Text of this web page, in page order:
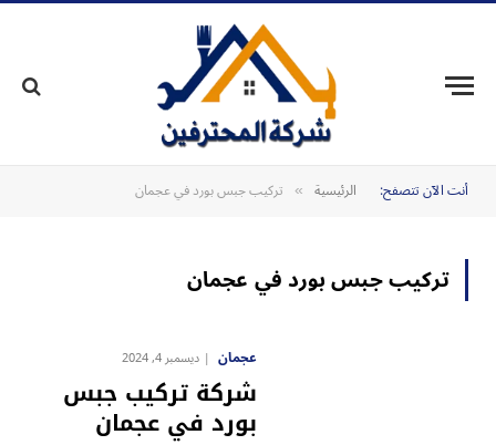
أنت الآن تتصفح: الرئيسية » تركيب جبس بورد في عجمان
تركيب جبس بورد في عجمان
عجمان ديسمبر 4, 2024
شركة تركيب جبس
بورد في عجمان